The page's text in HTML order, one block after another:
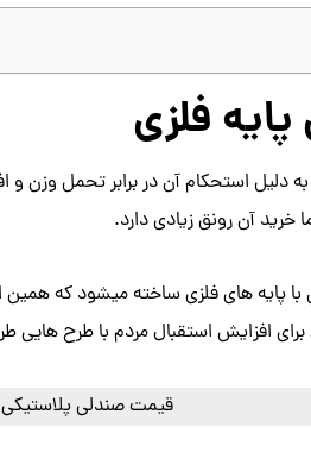
فلزی
دلیل استحکام آن در برابر تحمل وزن و
خرید آن رونق زیادی دارد.
با پایه های فلزی ساخته میشود که
برای افزایش استقبال مردم با طرح هایی